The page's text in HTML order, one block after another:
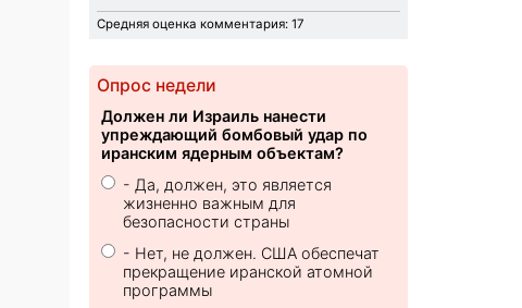
Средняя оценка комментария: 17
Опрос недели
Должен ли Израиль нанести
упреждающий бомбовый удар по
иранским ядерным объектам?
- Да, должен, это является
жизненно важным для
безопасности страны
- Нет, не должен. США обеспечат
прекращение иранской атомной
программы